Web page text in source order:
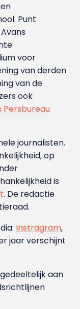
Punt
voor
van derden
van de
ook
Persbureau
journalisten.
op
is
. De redactie
Instragram,
jaar verschijnt
aan